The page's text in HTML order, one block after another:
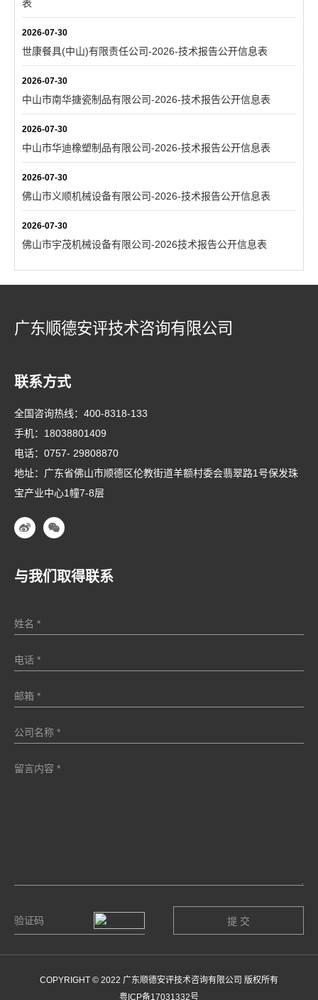
表
2026-07-30
世康餐具(中山)有限责任公司-2026-技术报告公开信息表
2026-07-30
中山市南华搪瓷制品有限公司-2026-技术报告公开信息表
2026-07-30
中山市华迪橡塑制品有限公司-2026-技术报告公开信息表
2026-07-30
佛山市义顺机械设备有限公司-2026-技术报告公开信息表
2026-07-30
佛山市宇茂机械设备有限公司-2026技术报告公开信息表
广东顺德安评技术咨询有限公司
联系方式
全国咨询热线： 400-8318-133
手机： 18038801409
电话： 0757- 29808870
地址：广东省佛山市顺德区伦教街道羊额村委会翡翠路1号保发珠
宝产业中心1幢7-8层
与我们取得联系
COPYRIGHT © 2022 广东顺德安评技术咨询有限公司 版权所有
粤ICP备17031332号